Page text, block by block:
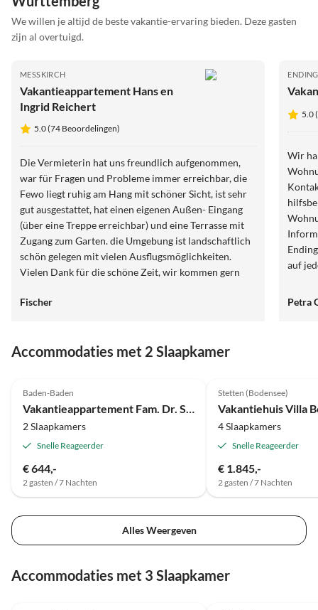
We willen je altijd de beste vakantie-ervaring bieden. Deze gasten
zijn al overtuigd.
MESSKIRCH
Vakantieappartement Hans en
Ingrid Reichert
5.0 (74 Beoordelingen)
Die Vermieterin hat uns freundlich aufgenommen,
war für Fragen und Probleme immer erreichbar, die
Fewo liegt ruhig am Hang mit schöner Sicht, ist sehr
gut ausgestattet, hat einen eigenen Außen- Eingang
(über eine Treppe erreichbar) und eine Terrasse mit
Zugang zum Garten. die Umgebung ist landschaftlich
schön gelegen mit vielen Ausflugsmöglichkeiten.
Vielen Dank für die schöne Zeit, wir kommen gern
Fischer
5.0
Wir haben 10 tolle
auf
Petra
Accommodaties met 2 Slaapkamer
Baden-Baden
Vakantieappartement Fam. Dr. Schnaibel
2 Slaapkamers
Snelle Reageerder
€ 644,-
2 gasten / 7 Nachten
Prijs voor 2025
Stetten (Bodensee)
4 Slaapkamers
Snelle Reageerder
€ 1.845,-
2 gasten / 7 Nachten
Alles Weergeven
Accommodaties met 3 Slaapkamer